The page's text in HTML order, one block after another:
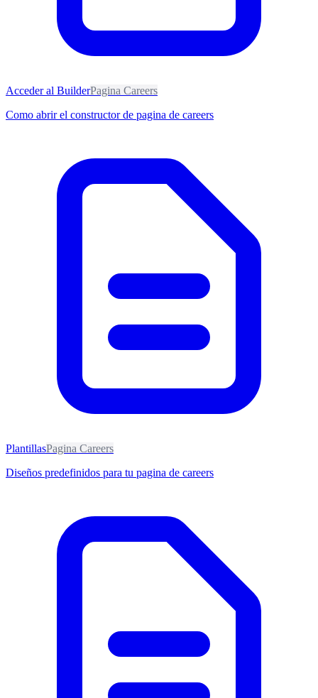
Acceder al BuilderPagina Careers
Como abrir el constructor de pagina de careers
PlantillasPagina Careers
Diseños predefinidos para tu pagina de careers